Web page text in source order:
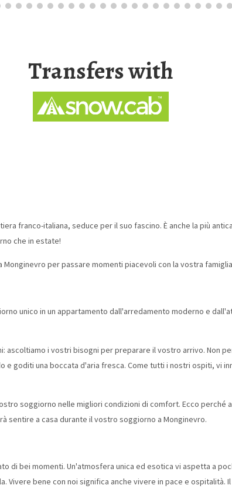
Transfers with
franco-italiana, seduce per il suo fascino. È anche la più
che in estate!
per passare momenti piacevoli con la vostra
unico in un appartamento dall'arredamento moderno e
i vostri bisogni per preparare il vostro arrivo. Non
e goditi una boccata d'aria fresca. Come tutti i nostri ospiti, vi
soggiorno nelle migliori condizioni di comfort. Ecco perché
sentire a casa durante il vostro soggiorno a Monginevro.
di bei momenti. Un'atmosfera unica ed esotica vi aspetta a
Vivere bene con noi significa anche vivere in pace e